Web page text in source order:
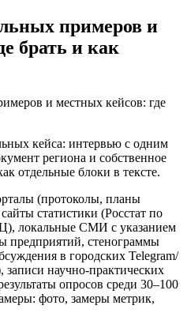
примеров и
брать и как
кейса: интервью с одним
региона и собственное
отдельные блоки в тексте.
(протоколы, планы
статистики (Росстат по
локальные СМИ с указанием
предприятий, стенограммы
в городских Telegram/
научно-практических
опросов среди 30–100
фото, замеры метрик,